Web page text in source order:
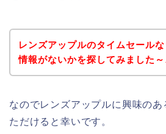
レンズアップルのタイムセール
情報がないかを探してみました～
なのでレンズアップルに興味の
ただけると幸いです。